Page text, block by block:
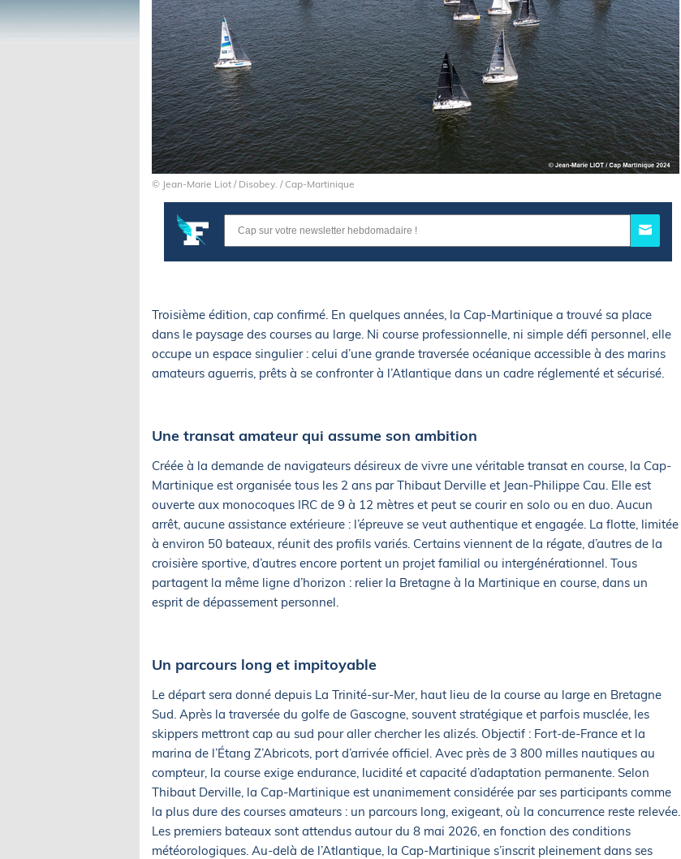
© Jean-Marie Liot / Disobey. / Cap-Martinique
Troisième édition, cap confirmé. En quelques années, la Cap-Martinique a trouvé sa place
dans le paysage des courses au large. Ni course professionnelle, ni simple défi personnel, elle
occupe un espace singulier : celui d’une grande traversée océanique accessible à des marins
amateurs aguerris, prêts à se confronter à l’Atlantique dans un cadre réglementé et sécurisé.
Une transat amateur qui assume son ambition
Créée à la demande de navigateurs désireux de vivre une véritable transat en course, la Cap-
Martinique est organisée tous les 2 ans par Thibaut Derville et Jean-Philippe Cau. Elle est
ouverte aux monocoques IRC de 9 à 12 mètres et peut se courir en solo ou en duo. Aucun
arrêt, aucune assistance extérieure : l’épreuve se veut authentique et engagée. La flotte, limitée
à environ 50 bateaux, réunit des profils variés. Certains viennent de la régate, d’autres de la
croisière sportive, d’autres encore portent un projet familial ou intergénérationnel. Tous
partagent la même ligne d’horizon : relier la Bretagne à la Martinique en course, dans un
esprit de dépassement personnel.
Un parcours long et impitoyable
Le départ sera donné depuis La Trinité-sur-Mer, haut lieu de la course au large en Bretagne
Sud. Après la traversée du golfe de Gascogne, souvent stratégique et parfois musclée, les
skippers mettront cap au sud pour aller chercher les alizés. Objectif : Fort-de-France et la
marina de l’Étang Z’Abricots, port d’arrivée officiel. Avec près de 3 800 milles nautiques au
compteur, la course exige endurance, lucidité et capacité d’adaptation permanente. Selon
Thibaut Derville, la Cap-Martinique est unanimement considérée par ses participants comme
la plus dure des courses amateurs : un parcours long, exigeant, où la concurrence reste relevée.
Les premiers bateaux sont attendus autour du 8 mai 2026, en fonction des conditions
météorologiques. Au-delà de l’Atlantique, la Cap-Martinique s’inscrit pleinement dans ses